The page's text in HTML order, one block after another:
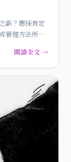
訴？應採肯定
管理方法所訂
閱讀全文 →